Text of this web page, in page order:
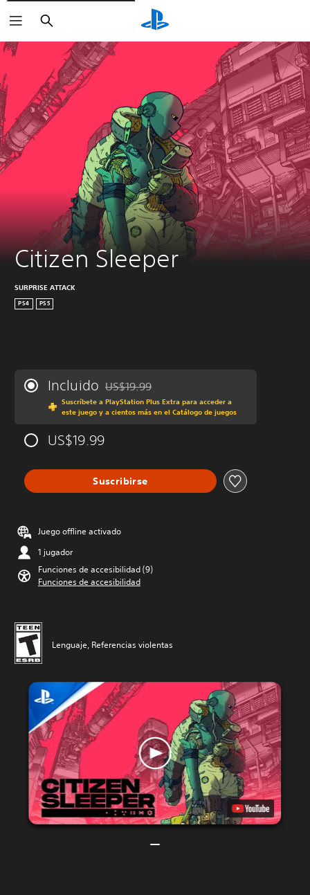
Buscar
Citizen Sleeper
SURPRISE ATTACK
PS4 PS5
Incluido Rebajado del precio original de US$19.99
US$19.99
Suscríbete a PlayStation Plus Extra para acceder a
este juego y a cientos más en el Catálogo de juegos
US$19.99
Suscribirse
Juego offline activado
1 jugador
Funciones de accesibilidad (9)
Funciones de accesibilidad
Lenguaje, Referencias violentas